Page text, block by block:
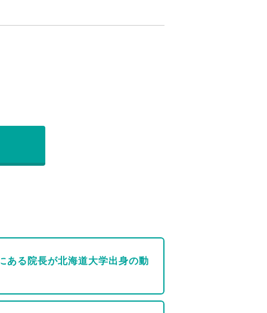
ある院長が北海道大学出身の動